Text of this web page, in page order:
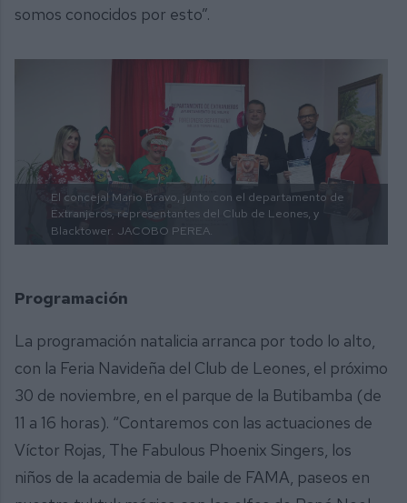
somos conocidos por esto”.
El concejal Mario Bravo, junto con el departamento de
Extranjeros, representantes del Club de Leones, y
Blacktower. JACOBO PEREA.
Programación
La programación natalicia arranca por todo lo alto,
con la Feria Navideña del Club de Leones, el próximo
30 de noviembre, en el parque de la Butibamba (de
11 a 16 horas). “Contaremos con las actuaciones de
Víctor Rojas, The Fabulous Phoenix Singers, los
niños de la academia de baile de FAMA, paseos en